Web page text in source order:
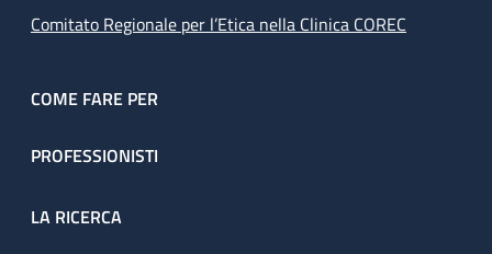
Comitato Regionale per l’Etica nella Clinica COREC
COME FARE PER
PROFESSIONISTI
LA RICERCA